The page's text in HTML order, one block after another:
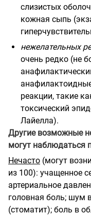
слизистых
кожная сыпь
нежелательных
очень редко (не
реакции, такие
токсический
Лайелла).
Другие возможные
могут наблюдаться
Нечасто (могут
из 100): учащенное
артериальное
головная боль; шум
(стоматит); боль в